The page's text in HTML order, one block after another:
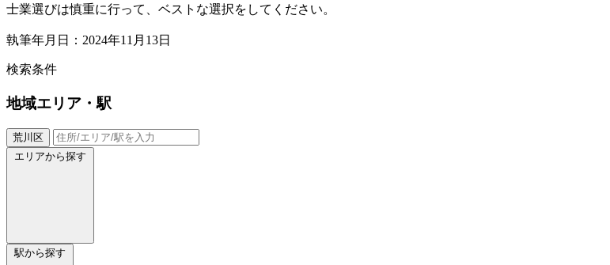
士業選びは慎重に行って、ベストな選択をしてください。
執筆年月日：2024年11月13日
検索条件
地域エリア・駅
荒川区
エリアから探す
駅から探す